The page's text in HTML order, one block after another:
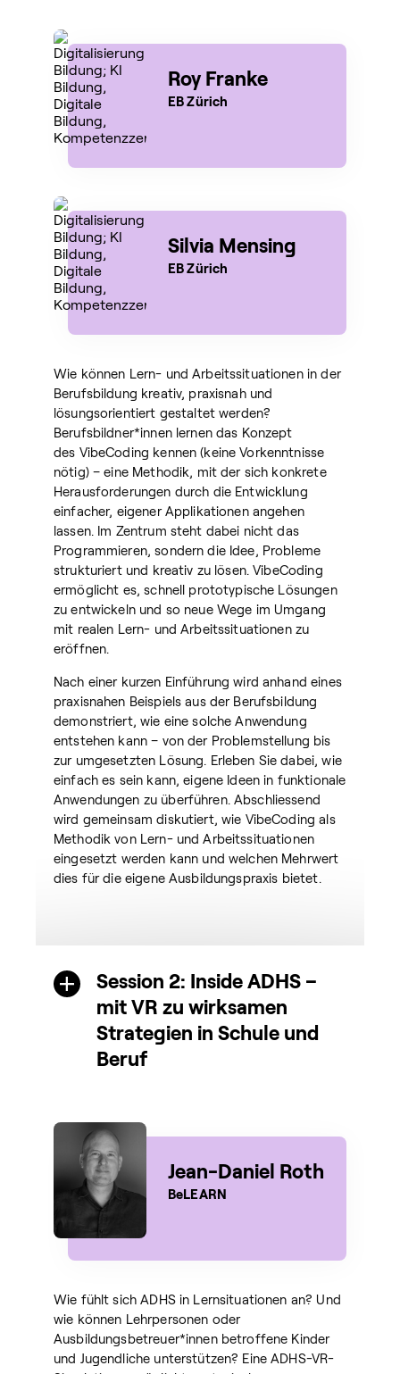
Wie können Lern- und Arbeitssituationen in der
Berufsbildung kreativ, praxisnah und
lösungsorientiert gestaltet werden?
Berufsbildner*innen lernen das Konzept
des VibeCoding kennen (keine Vorkenntnisse
nötig) – eine Methodik, mit der sich konkrete
Herausforderungen durch die Entwicklung
einfacher, eigener Applikationen angehen
lassen. Im Zentrum steht dabei nicht das
Programmieren, sondern die Idee, Probleme
strukturiert und kreativ zu lösen. VibeCoding
ermöglicht es, schnell prototypische Lösungen
zu entwickeln und so neue Wege im Umgang
mit realen Lern- und Arbeitssituationen zu
eröffnen.
Nach einer kurzen Einführung wird anhand eines
praxisnahen Beispiels aus der Berufsbildung
demonstriert, wie eine solche Anwendung
entstehen kann – von der Problemstellung bis
zur umgesetzten Lösung. Erleben Sie dabei, wie
einfach es sein kann, eigene Ideen in funktionale
Anwendungen zu überführen. Abschliessend
wird gemeinsam diskutiert, wie VibeCoding als
Methodik von Lern- und Arbeitssituationen
eingesetzt werden kann und welchen Mehrwert
dies für die eigene Ausbildungspraxis bietet.
Roy Franke
EB Zürich
Silvia Mensing
EB Zürich
Session 2: Inside ADHS –
mit VR zu wirksamen
Strategien in Schule und
Beruf
Wie fühlt sich ADHS in Lernsituationen an? Und
wie können Lehrpersonen oder
Ausbildungsbetreuer*innen betroffene Kinder
und Jugendliche unterstützen? Eine ADHS-VR-
Jean-Daniel Roth
BeLEARN